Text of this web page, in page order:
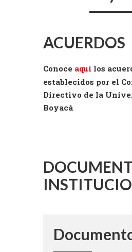
ACUERDOS
Conoce aquí los
establecidos por el
Directivo de la
Boyacá